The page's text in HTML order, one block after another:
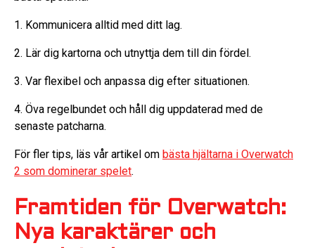
1. Kommunicera alltid med ditt lag.
2. Lär dig kartorna och utnyttja dem till din fördel.
3. Var flexibel och anpassa dig efter situationen.
4. Öva regelbundet och håll dig uppdaterad med de
senaste patcharna.
För fler tips, läs vår artikel om bästa hjältarna i Overwatch
2 som dominerar spelet.
Framtiden för Overwatch:
Nya karaktärer och